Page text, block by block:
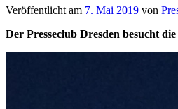
Veröffentlicht am 7. Mai 2019 von
Der Presseclub Dresden besucht